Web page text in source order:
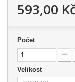
593,00
Počet
Velikost